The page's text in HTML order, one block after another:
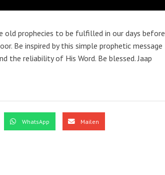
old prophecies to be fulfilled in our days before
Be inspired by this simple prophetic message
reliability of His Word. Be blessed. Jaap
WhatsApp Mailen